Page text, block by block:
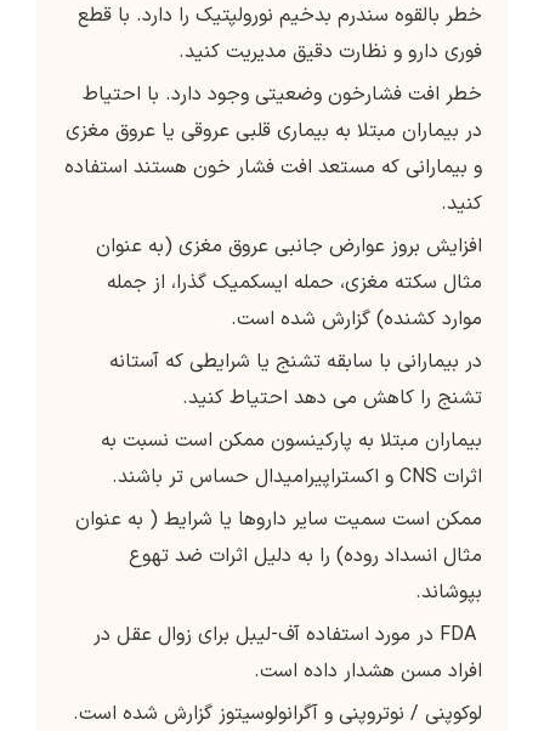
خطر بالقوه سندرم بدخیم نورولپتیک را دارد. با قطع
فوری دارو و نظارت دقیق مدیریت کنید.
خطر افت فشارخون وضعیتی وجود دارد. با احتیاط
در بیماران مبتلا به بیماری قلبی عروقی یا عروق مغزی
و بیمارانی که مستعد افت فشار خون هستند استفاده
کنید.
افزایش بروز عوارض جانبی عروق مغزی (به عنوان
مثال سکته مغزی، حمله ایسکمیک گذرا، از جمله
موارد کشنده) گزارش شده است.
در بیمارانی با سابقه تشنج یا شرایطی که آستانه
تشنج را کاهش می دهد احتیاط کنید.
بیماران مبتلا به پارکینسون ممکن است نسبت به
اثرات CNS و اکستراپیرامیدال حساس تر باشند.
ممکن است سمیت سایر داروها یا شرایط ( به عنوان
مثال انسداد روده) را به دلیل اثرات ضد تهوع
بپوشاند.
FDA در مورد استفاده آف-لیبل برای زوال عقل در
افراد مسن هشدار داده است.
لوكوپنی / نوتروپنی و آگرانولوسیتوز گزارش شده است.